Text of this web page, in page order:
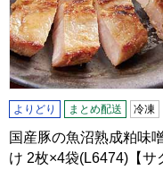
よりどり まとめ配送 冷凍
国産豚の魚沼熟成粕味
け 2枚×4袋(L6474)【サ